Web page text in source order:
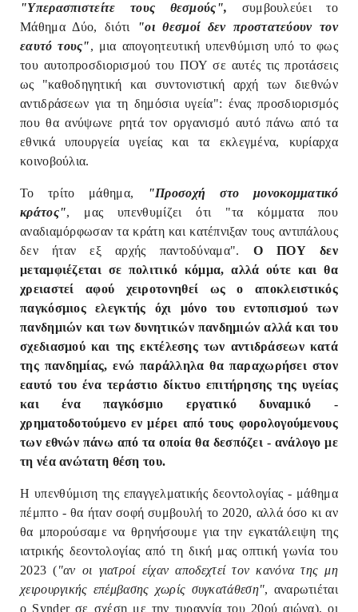
"Υπερασπιστείτε τους θεσμούς", συμβουλεύει το
Μάθημα Δύο, διότι
"οι θεσμοί δεν προστατεύουν τον
εαυτό τους", μια απογοητευτική υπενθύμιση υπό το φως
του αυτοπροσδιορισμού του ΠΟΥ σε αυτές τις προτάσεις
ως "καθοδηγητική και συντονιστική αρχή των διεθνών
αντιδράσεων για τη δημόσια υγεία": ένας προσδιορισμός
που θα ανύψωνε ρητά τον οργανισμό αυτό πάνω από τα
εθνικά υπουργεία υγείας και τα εκλεγμένα, κυρίαρχα
κοινοβούλια.
Το τρίτο μάθημα,
"Προσοχή στο μονοκομματικό
κράτος", μας υπενθυμίζει ότι "τα κόμματα που
αναδιαμόρφωσαν τα κράτη και κατέπνιξαν τους αντιπάλους
δεν ήταν εξ αρχής παντοδύναμα". Ο ΠΟΥ δεν
μεταμφιέζεται σε πολιτικό κόμμα, αλλά ούτε και θα
χρειαστεί αφού χειροτονηθεί ως ο αποκλειστικός
παγκόσμιος ελεγκτής όχι μόνο του εντοπισμού των
πανδημιών και των δυνητικών πανδημιών αλλά και του
σχεδιασμού και της εκτέλεσης των αντιδράσεων κατά
της πανδημίας, ενώ παράλληλα θα παραχωρήσει στον
εαυτό του ένα τεράστιο δίκτυο επιτήρησης της υγείας
και ένα παγκόσμιο εργατικό δυναμικό -
χρηματοδοτούμενο εν μέρει από τους φορολογούμενους
των εθνών πάνω από τα οποία θα δεσπόζει - ανάλογο με
τη νέα ανώτατη θέση του.
Η υπενθύμιση της επαγγελματικής δεοντολογίας - μάθημα
πέμπτο - θα ήταν σοφή συμβουλή το 2020, αλλά όσο κι αν
θα μπορούσαμε να θρηνήσουμε για την εγκατάλειψη της
ιατρικής δεοντολογίας από τη δική μας οπτική γωνία του
2023 ("αν οι γιατροί είχαν αποδεχτεί τον κανόνα της μη
χειρουργικής επέμβασης χωρίς συγκατάθεση", αναρωτιέται
ο Synder σε σχέση με την τυραννία του 20ού αιώνα), οι